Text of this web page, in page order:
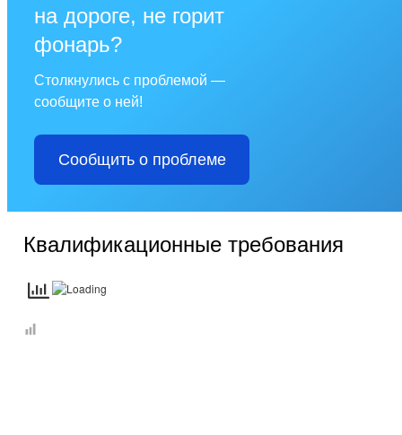
на дороге, не горит
фонарь?
Столкнулись с проблемой —
сообщите о ней!
Сообщить о проблеме
Квалификационные требования